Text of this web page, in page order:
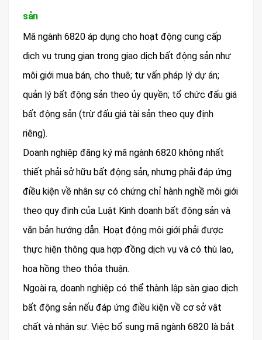
sản
Mã ngành 6820 áp dụng cho hoạt động cung cấp
dịch vụ trung gian trong giao dịch bất động sản như
môi giới mua bán, cho thuê; tư vấn pháp lý dự án;
quản lý bất động sản theo ủy quyền; tổ chức đấu giá
bất động sản (trừ đấu giá tài sản theo quy định
riêng).
Doanh nghiệp đăng ký mã ngành 6820 không nhất
thiết phải sở hữu bất động sản, nhưng phải đáp ứng
điều kiện về nhân sự có chứng chỉ hành nghề môi giới
theo quy định của Luật Kinh doanh bất động sản và
văn bản hướng dẫn. Hoạt động môi giới phải được
thực hiện thông qua hợp đồng dịch vụ và có thù lao,
hoa hồng theo thỏa thuận.
Ngoài ra, doanh nghiệp có thể thành lập sàn giao dịch
bất động sản nếu đáp ứng điều kiện về cơ sở vật
chất và nhân sự. Việc bổ sung mã ngành 6820 là bắt